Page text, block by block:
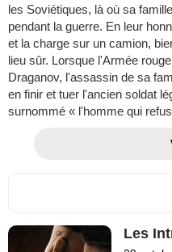
les Soviétiques, là où sa
pendant la guerre. En leur
et la charge sur un camion,
lieu sûr. Lorsque l'Armée
Draganov, l'assassin de sa
en finir et tuer l'ancien soldat
surnommé « l'homme qui
Les